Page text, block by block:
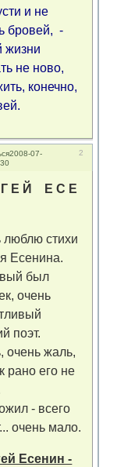
и не
бровей, -
жизни
не ново,
конечно,
2
2008-07-
Г Е Й Е С Е
люблю стихи
Есенина.
был
очень
поэт.
очень жаль,
рано его не
- всего
очень мало.
Есенин -